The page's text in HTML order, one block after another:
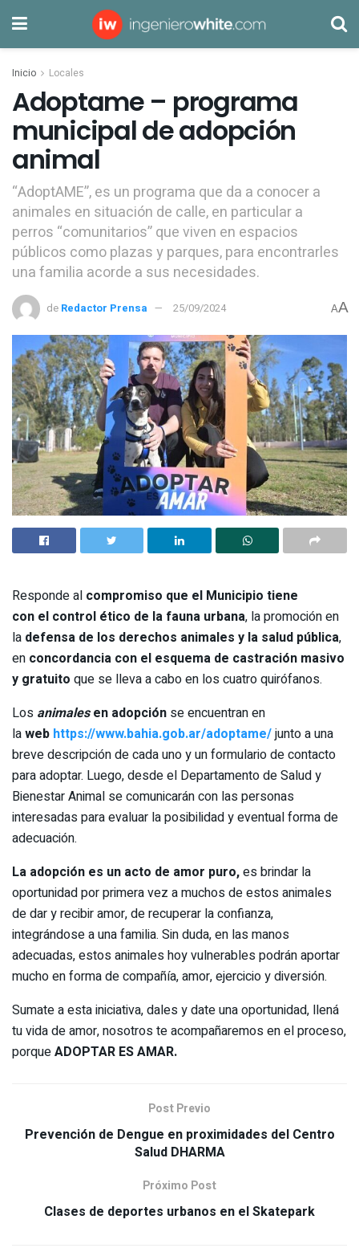
Inicio Locales
Adoptame – programa
municipal de adopción
animal
“AdoptAME”, es un programa que da a conocer a
animales en situación de calle, en particular a
perros “comunitarios” que viven en espacios
públicos como plazas y parques, para encontrarles
una familia acorde a sus necesidades.
de Redactor Prensa 25/09/2024 AA
Responde al compromiso que el Municipio tiene
con el control ético de la fauna urbana, la promoción en
la defensa de los derechos animales y la salud pública,
en concordancia con el esquema de castración masivo
y gratuito que se lleva a cabo en los cuatro quirófanos.
Los animalesen adopción se encuentran en
laweb https://www.bahia.gob.ar/adoptame/junto a una
breve descripción de cada uno y un formulario de contacto
para adoptar. Luego, desde el Departamento de Salud y
Bienestar Animal se comunicarán con las personas
interesadas para evaluar la posibilidad y eventual forma de
adecuación.
La adopción es un acto de amor puro,es brindar la
oportunidad por primera vez a muchos de estos animales
de dar y recibir amor, de recuperar la confianza,
integrándose a una familia. Sin duda, en las manos
adecuadas, estos animales hoy vulnerables podrán aportar
mucho en forma de compañía, amor, ejercicio y diversión.
Sumate a esta iniciativa, dales y date una oportunidad, llená
tu vida de amor, nosotros te acompañaremos en el proceso,
porqueADOPTAR ES AMAR.
Post Previo
Prevención de Dengue en proximidades del Centro
Salud DHARMA
Próximo Post
Clases de deportes urbanos en el Skatepark